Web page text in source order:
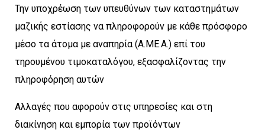
Την υποχρέωση των υπευθύνων των καταστημάτων
μαζικής εστίασης να πληροφορούν με κάθε πρόσφορο
μέσο τα άτομα με αναπηρία (Α.ΜΕ.Α.) επί του
τηρουμένου τιμοκαταλόγου, εξασφαλίζοντας την
πληροφόρηση αυτών
Αλλαγές που αφορούν στις υπηρεσίες και στη
διακίνηση και εμπορία των προϊόντων